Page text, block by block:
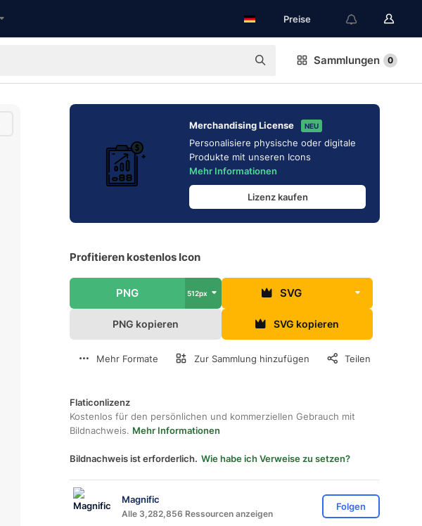
Preise
Sammlungen 0
Merchandising License NEU
Personalisiere physische oder digitale
Produkte mit unseren Icons
Mehr Informationen
Lizenz kaufen
Profitieren kostenlos Icon
PNG 512px SVG
PNG kopieren SVG kopieren
Mehr Formate Zur Sammlung hinzufügen Teilen
Flaticonlizenz
Kostenlos für den persönlichen und kommerziellen Gebrauch mit
Bildnachweis. Mehr Informationen
Bildnachweis ist erforderlich. Wie habe ich Verweise zu setzen?
Magnific
Alle 3,282,856 Ressourcen anzeigen
Folgen